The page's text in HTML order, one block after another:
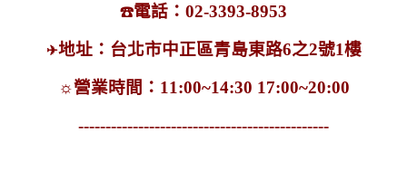
☎電話：02-3393-8953
✈地址：台北市中正區青島東路6之2號1樓
☼營業時間：11:00~14:30 17:00~20:00
----------------------------------------------